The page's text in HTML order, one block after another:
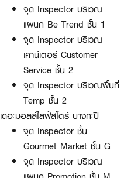
จุด Inspector บริเวณ
แผนก Be Trend ชั้น 1
จุด Inspector บริเวณ
เคาน์เตอร์ Customer
Service ชั้น 2
จุด Inspector บริเวณพื้นที่
Temp ชั้น 2
เดอะมอลล์ไลฟ์สโตร์ บางกะปิ
จุด Inspector ชั้น
Gourmet Market ชั้น G
จุด Inspector บริเวณ